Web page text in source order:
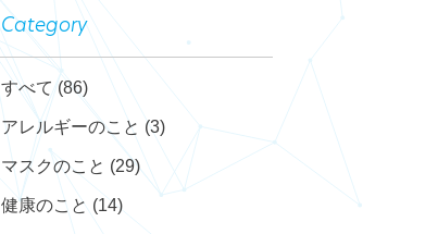
Category
すべて(86)
アレルギーのこと (3)
マスクのこと (29)
健康のこと (14)